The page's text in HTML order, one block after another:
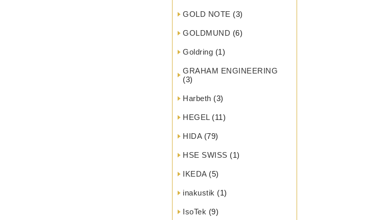
GOLD NOTE (3)
GOLDMUND (6)
Goldring (1)
GRAHAM ENGINEERING
(3)
Harbeth (3)
HEGEL(11)
HIDA(79)
HSE SWISS (1)
IKEDA(5)
inakustik (1)
IsoTek (9)